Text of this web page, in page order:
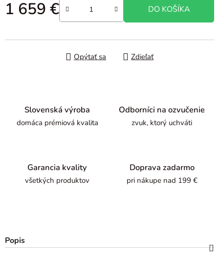
1 659 €
Jednotková cena:
DO KOŠÍKA
Opýtať sa Zdieľať
Slovenská výroba
domáca prémiová kvalita
Odborníci na ozvučenie
zvuk, ktorý uchváti
Garancia kvality
všetkých produktov
Doprava zadarmo
pri nákupe nad 199 €
Popis